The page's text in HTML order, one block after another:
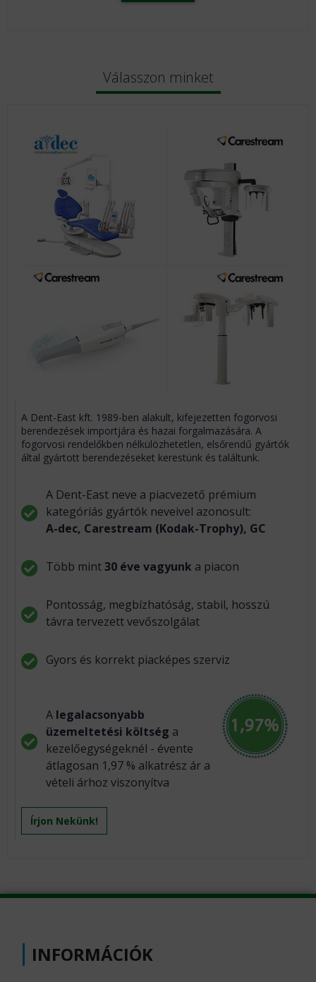
Válasszon minket
A Dent-East kft. 1989-ben alakult, kifejezetten fogorvosi
berendezések importjára és hazai forgalmazására. A
fogorvosi rendelőkben nélkülözhetetlen, elsőrendű gyártók
által gyártott berendezéseket kerestünk és találtunk.
A Dent-East neve a piacvezető prémium
kategóriás gyártók neveivel azonosult:
A-dec, Carestream (Kodak-Trophy), GC
Több mint30 éve vagyunk a piacon
Pontosság, megbízhatóság, stabil, hosszú
távra tervezett vevőszolgálat
Gyors és korrekt piacképes szerviz
A legalacsonyabb
üzemeltetési költség a
kezelőegységeknél - évente
átlagosan 1,97 % alkatrész ár a
vételi árhoz viszonyítva
Írjon Nekünk!
INFORMÁCIÓK